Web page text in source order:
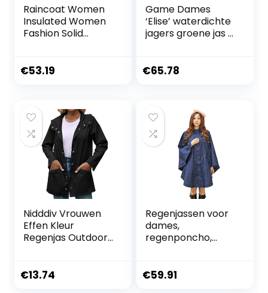
Raincoat Women
Insulated Women
Fashion Solid
Windproof Leather
Women
€53.19
Game Dames
‘Elise’ waterdichte
jagers groene jas –
€65.78
Nidddiv Vrouwen
Effen Kleur
Regenjas Outdoor
Jas Waterdicht
€13.74
Regenjassen voor
dames,
regenponcho,
modieus, regenjas,
€59.91